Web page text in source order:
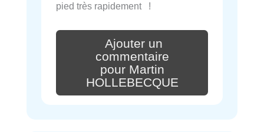
pied très rapidement !
Ajouter un
commentaire
pour Martin
HOLLEBECQUE